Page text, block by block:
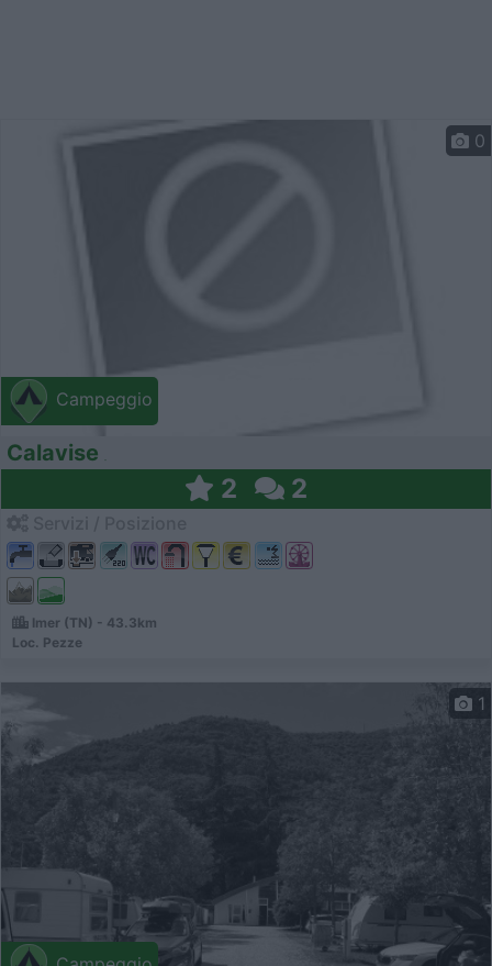
Campeggio
0
Calavise
2 2
Imer (TN) - 43.3km
Loc. Pezze
1